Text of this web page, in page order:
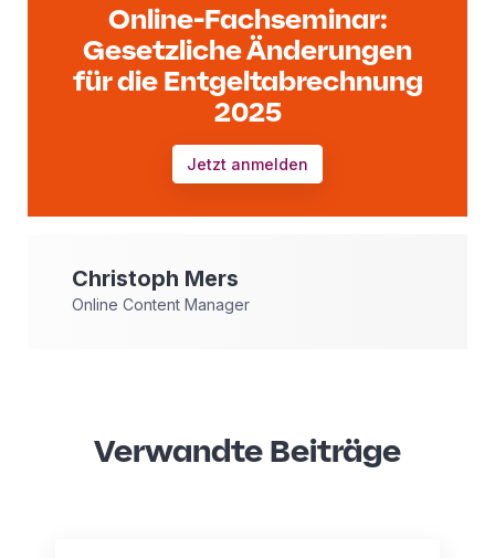
Online-Fachseminar:
Gesetzliche Änderungen
für die Entgeltabrechnung
2025
Jetzt anmelden
Christoph Mers
Online Content Manager
Verwandte Beiträge